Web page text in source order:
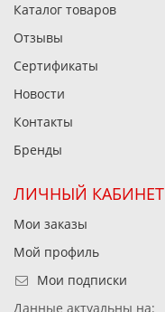
Каталог товаров
Отзывы
Сертификаты
Новости
Контакты
Бренды
ЛИЧНЫЙ КАБИНЕТ
Мои заказы
Мой профиль
Мои подписки
Данные актуальны на: